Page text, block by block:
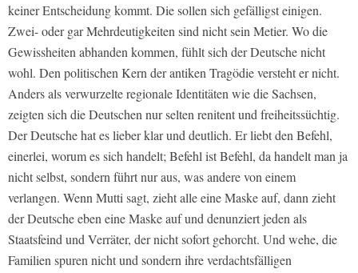
keiner Entscheidung kommt. Die sollen sich gefälligst einigen.
Zwei- oder gar Mehrdeutigkeiten sind nicht sein Metier. Wo die
Gewissheiten abhanden kommen, fühlt sich der Deutsche nicht
wohl. Den politischen Kern der antiken Tragödie versteht er nicht.
Anders als verwurzelte regionale Identitäten wie die Sachsen,
zeigten sich die Deutschen nur selten renitent und freiheitssüchtig.
Der Deutsche hat es lieber klar und deutlich. Er liebt den Befehl,
einerlei, worum es sich handelt; Befehl ist Befehl, da handelt man ja
nicht selbst, sondern führt nur aus, was andere von einem
verlangen. Wenn Mutti sagt, zieht alle eine Maske auf, dann zieht
der Deutsche eben eine Maske auf und denunziert jeden als
Staatsfeind und Verräter, der nicht sofort gehorcht. Und wehe, die
Familien spuren nicht und sondern ihre verdachtsfälligen